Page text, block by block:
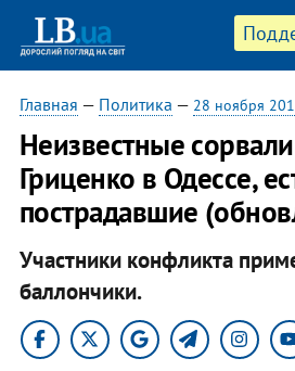
Главная — Политика — 28 ноября
Неизвестные
Гриценко в Одессе,
пострадавшие
Участники конфликта
баллончики.